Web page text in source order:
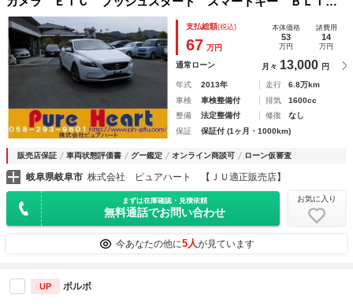
コーナーソナー クルーズコントロール パワーシート シー
トヒーター アイドリングストップ 衝突軽減システム
支払総額(税込)
67 万円
本体価格
53
万円
諸費用
14
万円
通常ローン 月々 13,000 円
年式 2013年 走行
6.8万km
車検
車検整備付 排気
1600cc
整備
法定整備付 修復
なし
保証
保証付 (1ヶ月・1000km)
販売店保証 車両状態評価書 グー鑑定 オンライン商談可 ローン仮審査
岐阜県岐阜市 株式会社 ピュアハート 【ＪＵ適正販売店】
まずは在庫確認・見積依頼
無料通話でお問い合わせ
お気に入り
今あなたの他に5人が見ています
UP ボルボ